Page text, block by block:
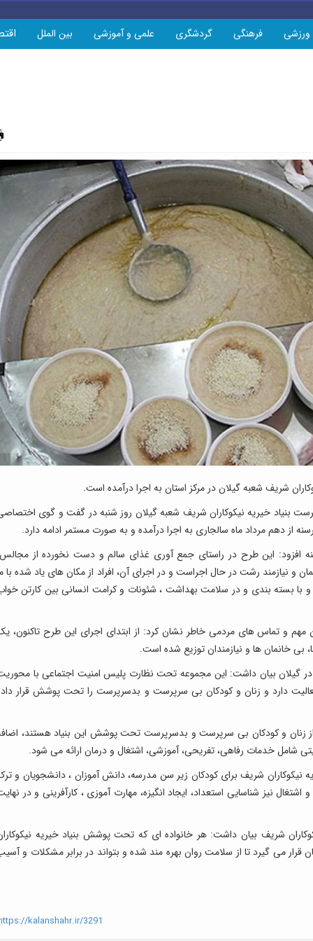
ورزشی فرهنگی گردشگری علمی و آموزشی بین الملل
شریف شعبه گیلان در مرکز استان به اجرا درآمده است.
بنیاد خیریه نیکوکاران شریف شعبه گیلان روز شنبه در گفت و گوی
از دهم مرداد ماه سالجاری به اجرا درآمده و به صورت مستمر ادامه دارد.
این طرح در راستای جمع آوری غذای سالم و دست نخورده از
و نیازمند رشت در حال اجراست و در اجرای آن، افراد از مکان های یاد شده با
با بسته بندی و در سلامت بهداشت ، شئونات و کرامت انسانی بین کارتن
شماره تماس ۰۹۱۱۴۸۰۴۸۶۴ برای این مهم و تماس های مردمی خاطر نشان کرد: از ابتدای اجرای این طرح تاکنون،
در گیلان بیان داشت: این مجموعه تحت نظارت پلیس امنیت اجتماعی با
دارد و زنان و کودکان بی سرپرست و بدسرپرست را تحت پوشش قرار
این که در زمان حاضر، ۱۰ هزار و ۱۷۳ نفر از زنان و کودکان بی سرپرست و بدسرپرست تحت پوشش این بنیاد هستند،
شامل خدمات رفاهی، تفریحی، آموزشی، اشتغال و درمان ارائه می شود.
نیکوکاران شریف برای کودکان زیر سن مدرسه، دانش آموزان ، دانشجویان و
نیز شناسایی استعداد، ایجاد انگیزه، مهارت آموزی ، کارآفرینی و در
شریف بیان داشت: هر خانواده ای که تحت پوشش بنیاد خیریه
قرار می گیرد تا از سلامت روان بهره مند شده و بتواند در برابر مشکلات و
kalanshahr.ir/3291